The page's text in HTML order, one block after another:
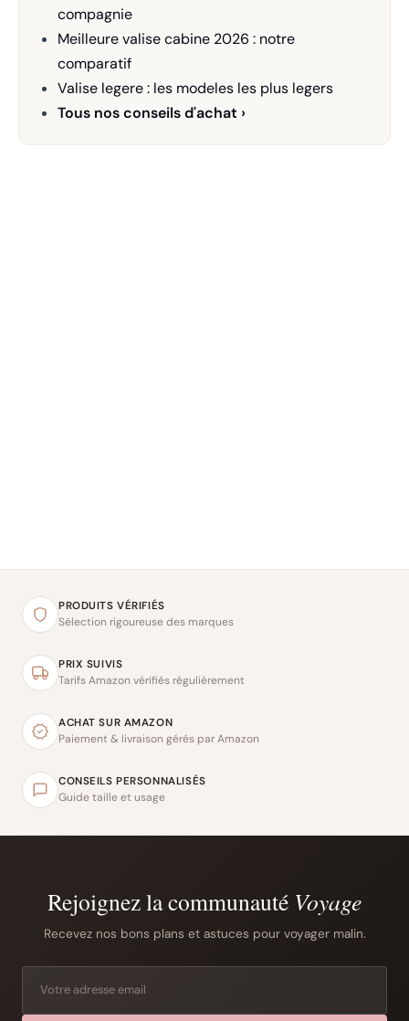
compagnie
Meilleure valise cabine 2026 : notre
comparatif
Valise legere : les modeles les plus legers
Tous nos conseils d'achat ›
PRODUITS VÉRIFIÉS
Sélection rigoureuse des marques
PRIX SUIVIS
Tarifs Amazon vérifiés régulièrement
ACHAT SUR AMAZON
Paiement & livraison gérés par Amazon
CONSEILS PERSONNALISÉS
Guide taille et usage
Rejoignez la communauté Voyage
Recevez nos bons plans et astuces pour voyager malin.